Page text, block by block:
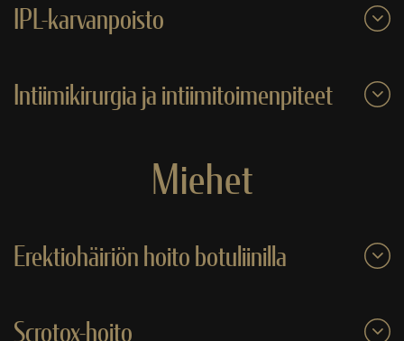
IPL-karvanpoisto
Intiimikirurgia ja intiimitoimenpiteet
Miehet
Erektiohäiriön hoito botuliinilla
Scrotox-hoito